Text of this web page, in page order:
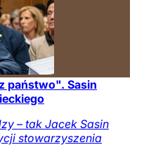
państwo". Sasin
– tak Jacek Sasin
stowarzyszenia